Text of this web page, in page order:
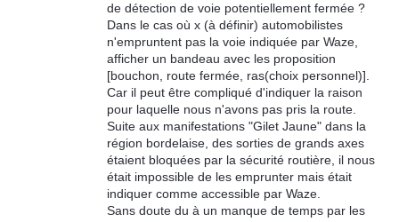
de détection de voie potentiellement fermée ?
Dans le cas où x (à définir) automobilistes
n'empruntent pas la voie indiquée par Waze,
afficher un bandeau avec les proposition
[bouchon, route fermée, ras(choix personnel)].
Car il peut être compliqué d'indiquer la raison
pour laquelle nous n'avons pas pris la route.
Suite aux manifestations "Gilet Jaune" dans la
région bordelaise, des sorties de grands axes
étaient bloquées par la sécurité routière, il nous
était impossible de les emprunter mais était
indiquer comme accessible par Waze.
Sans doute du à un manque de temps par les